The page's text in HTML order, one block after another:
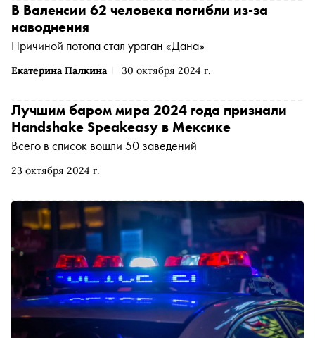
Екатерина Палкина 30 октября 2024 г.
В Валенсии 62 человека погибли из-за
наводнения
Причиной потопа стал ураган «Дана»
23 октября 2024 г.
Лучшим баром мира 2024 года признали
Handshake Speakeasy в Мексике
Всего в список вошли 50 заведений